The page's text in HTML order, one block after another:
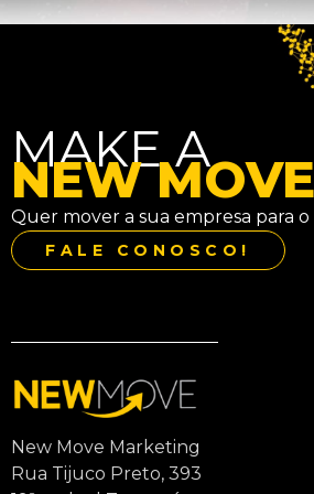
MAKE A
NEW
Quer mover a sua empresa para o
FALE CONOSCO!
New Move Marketing
Rua Tijuco Preto, 393